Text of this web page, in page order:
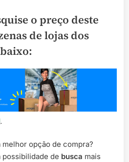
o preço deste
de lojas dos
.
opção de compra?
possibilidade de busca mais